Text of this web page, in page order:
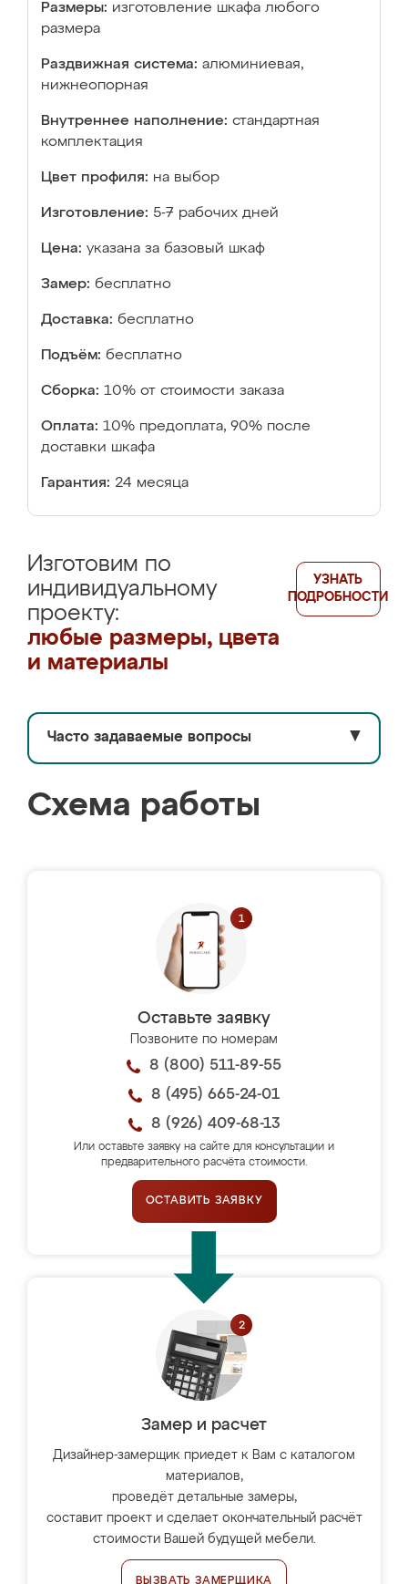
Размеры: изготовление шкафа любого
размера
Раздвижная система: алюминиевая,
нижнеопорная
Внутреннее наполнение: стандартная
комплектация
Цвет профиля: на выбор
Изготовление: 5-7 рабочих дней
Цена: указана за базовый шкаф
Замер: бесплатно
Доставка: бесплатно
Подъём: бесплатно
Сборка: 10% от стоимости заказа
Оплата: 10% предоплата, 90% после
доставки шкафа
Гарантия: 24 месяца
Изготовим по
индивидуальному
проекту:
любые размеры, цвета
и материалы
УЗНАТЬ
ПОДРОБНОСТИ
Часто задаваемые вопросы ▼
Схема работы
Оставьте заявку
Позвоните по номерам
8 (800) 511-89-55
8 (495) 665-24-01
8 (926) 409-68-13
Или оставьте заявку на сайте для консультации и
предварительного расчёта стоимости.
ОСТАВИТЬ ЗАЯВКУ
Замер и расчет
Дизайнер-замерщик приедет к Вам с каталогом
материалов,
проведёт детальные замеры,
составит проект и сделает окончательный расчёт
стоимости Вашей будущей мебели.
ВЫЗВАТЬ ЗАМЕРЩИКА